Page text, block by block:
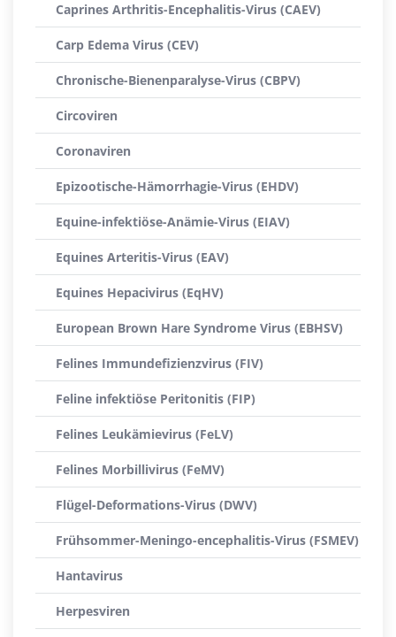
Caprines Arthritis-Encephalitis-Virus (CAEV)
Carp Edema Virus (CEV)
Chronische-Bienenparalyse-Virus (CBPV)
Circoviren
Coronaviren
Epizootische-Hämorrhagie-Virus (EHDV)
Equine-infektiöse-Anämie-Virus (EIAV)
Equines Arteritis-Virus (EAV)
Equines Hepacivirus (EqHV)
European Brown Hare Syndrome Virus (EBHSV)
Felines Immundefizienzvirus (FIV)
Feline infektiöse Peritonitis (FIP)
Felines Leukämievirus (FeLV)
Felines Morbillivirus (FeMV)
Flügel-Deformations-Virus (DWV)
Frühsommer-Meningo-encephalitis-Virus (FSMEV)
Hantavirus
Herpesviren